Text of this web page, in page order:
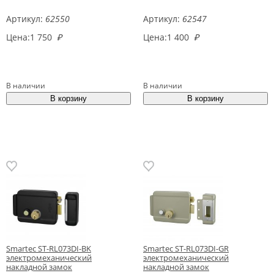
Артикул: 62550
Цена:1 750 ₽
В наличии
Артикул: 62547
Цена:1 400 ₽
В наличии
Smartec ST-RL073DI-BK
электромеханический
накладной замок
Smartec ST-RL073DI-GR
электромеханический
накладной замок